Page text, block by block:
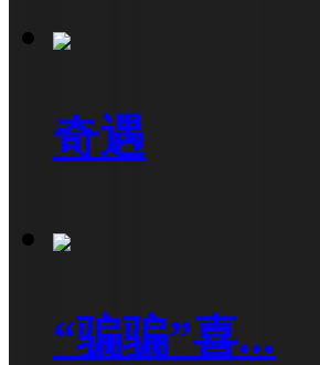
奇遇
“骗骗”喜...